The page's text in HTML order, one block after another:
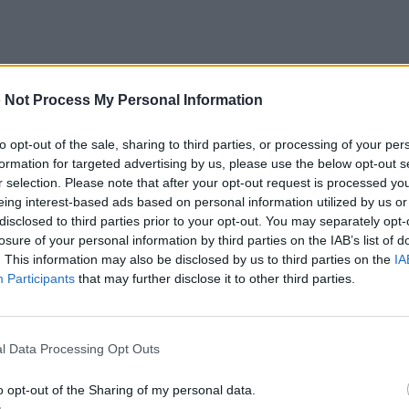
Not Process My Personal Information
opt-out of the sale, sharing to third parties, or processing of your
for targeted advertising by us, please use the below opt-out
selection. Please note that after your opt-out request is processed
interest-based ads based on personal information utilized by us
to third parties prior to your opt-out. You may separately
of your personal information by third parties on the IAB’s list of
This information may also be disclosed by us to third parties on the
Participants that may further disclose it to other third parties.
Data Processing Opt Outs
opt-out of the Sharing of my personal data.
Δομές Νήσων (ΚΕΔΝ) θα
το σύνολο των υφιστάμενων
στα νησιά του Ανατολικού
αποκλειστικά μία
και θα εκλείψουν τα φαινόμενα
διάφορα σημεία του ίδιου